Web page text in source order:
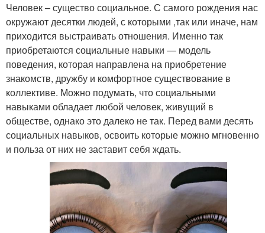
Человек – существо социальное. С самого рождения нас
окружают десятки людей, с которыми ,так или иначе, нам
приходится выстраивать отношения. Именно так
приобретаются социальные навыки — модель
поведения, которая направлена на приобретение
знакомств, дружбу и комфортное существование в
коллективе. Можно подумать, что социальными
навыками обладает любой человек, живущий в
обществе, однако это далеко не так. Перед вами десять
социальных навыков, освоить которые можно мгновенно
и польза от них не заставит себя ждать.